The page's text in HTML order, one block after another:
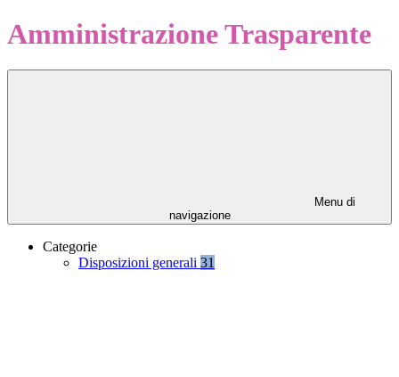
Amministrazione Trasparente
Menu di
navigazione
Categorie
Disposizioni generali 31